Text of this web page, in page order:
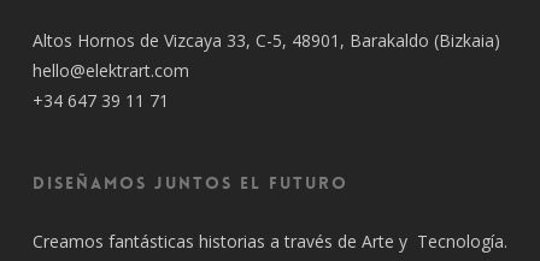
Altos Hornos de Vizcaya 33, C-5, 48901, Barakaldo (Bizkaia)
hello@elektrart.com
+34 647 39 11 71
Diseñamos juntos el futuro
Creamos fantásticas historias a través de Arte y Tecnología.